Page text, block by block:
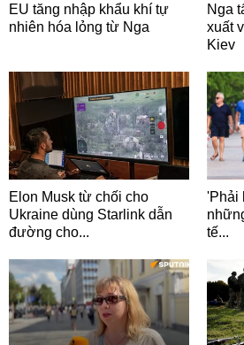
EU tăng nhập khẩu khí tự
nhiên hóa lỏng từ Nga
Nga
xuất
Kiev
Elon Musk từ chối cho
Ukraine dùng Starlink dẫn
đường cho...
'Phải
tế...